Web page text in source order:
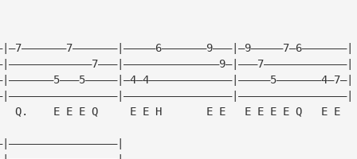
Q.    E E E Q     E E H       E E   E E E E Q   E E